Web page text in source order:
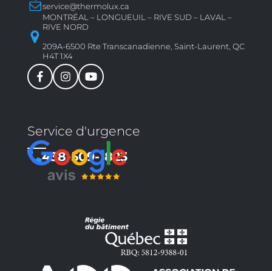
service@thermolux.ca
MONTRÉAL – LONGUEUIL – RIVE SUD – LAVAL –
RIVE NORD
209A-6500 Rte Transcanadienne, Saint-Laurent, QC
H4T 1X4
Service d'urgence
438-509-1823